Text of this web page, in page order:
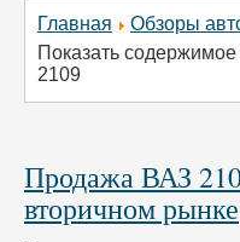
Главная
Обзоры
Показать
2109
Продажа ВАЗ
вторичном рынке